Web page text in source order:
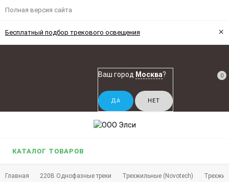
Полная версия сайта
Бесплатный подбор трекового освещения ×
Ваш город Москва? 0
КАТАЛОГ ТОВАРОВ
Главная 220В Однофазные треки Трехжильные (Novotech)